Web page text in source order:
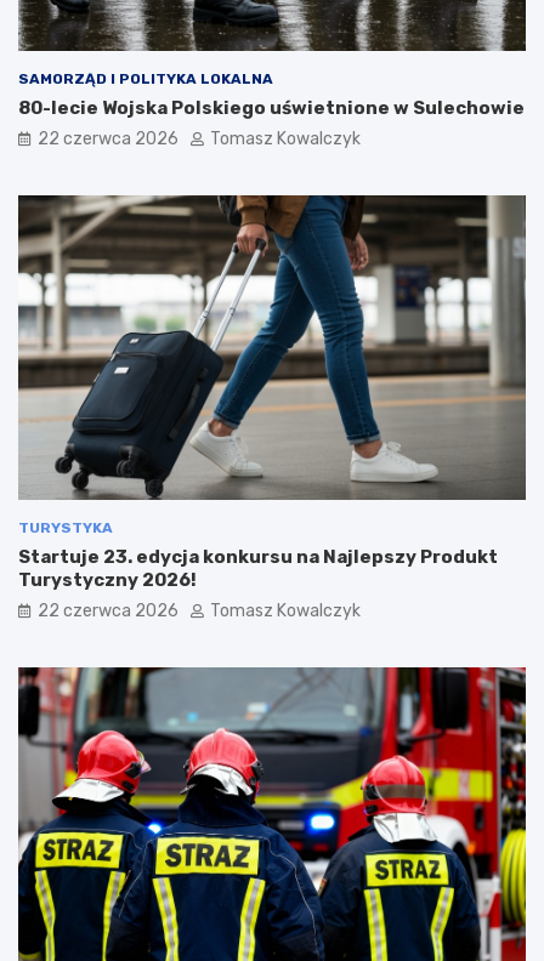
SAMORZĄD I POLITYKA LOKALNA
80-lecie Wojska Polskiego uświetnione w Sulechowie
22 czerwca 2026 Tomasz Kowalczyk
TURYSTYKA
Startuje 23. edycja konkursu na Najlepszy Produkt
Turystyczny 2026!
22 czerwca 2026 Tomasz Kowalczyk